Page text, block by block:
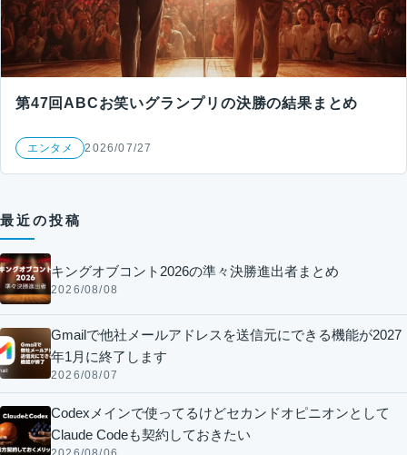
第47回ABCお笑いグランプリの決勝の結果まとめ
エンタメ 2026/07/27
最近の投稿
キングオブコント2026の準々決勝進出者まとめ
2026/08/08
Gmailで他社メールアドレスを送信元にできる機能が2027
年1月に終了します
2026/08/07
Codexメインで使ってるけどセカンドオピニオンとして
Claude Codeも契約しておきたい